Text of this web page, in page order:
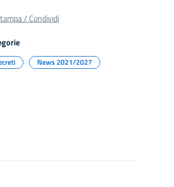
/ Condividi
News 2021/2027